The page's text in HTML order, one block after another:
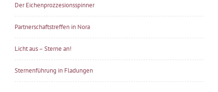
Der Eichenprozzesionsspinner
Partnerschaftstreffen in Nora
Licht aus – Sterne an!
Sternenführung in Fladungen